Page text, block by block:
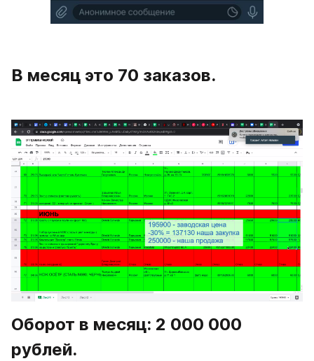
В месяц это 70 заказов.
Оборот в месяц: 2 000 000
рублей.